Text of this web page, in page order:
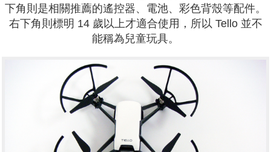
下角則是相關推薦的遙控器、電池、彩色背殼等配件。
右下角則標明 14 歲以上才適合使用，所以 Tello 並不
能稱為兒童玩具。